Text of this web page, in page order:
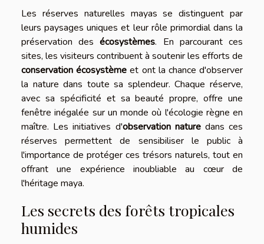
Les réserves naturelles mayas se distinguent par
leurs paysages uniques et leur rôle primordial dans la
préservation desécosystèmes. En parcourant ces
sites, les visiteurs contribuent à soutenir les efforts de
conservation écosystème et ont la chance d'observer
la nature dans toute sa splendeur. Chaque réserve,
avec sa spécificité et sa beauté propre, offre une
fenêtre inégalée sur un monde où l'écologie règne en
maître. Les initiatives d'observation naturedans ces
réserves permettent de sensibiliser le public à
l'importance de protéger ces trésors naturels, tout en
offrant une expérience inoubliable au cœur de
l'héritage maya.
Les secrets des forêts tropicales
humides